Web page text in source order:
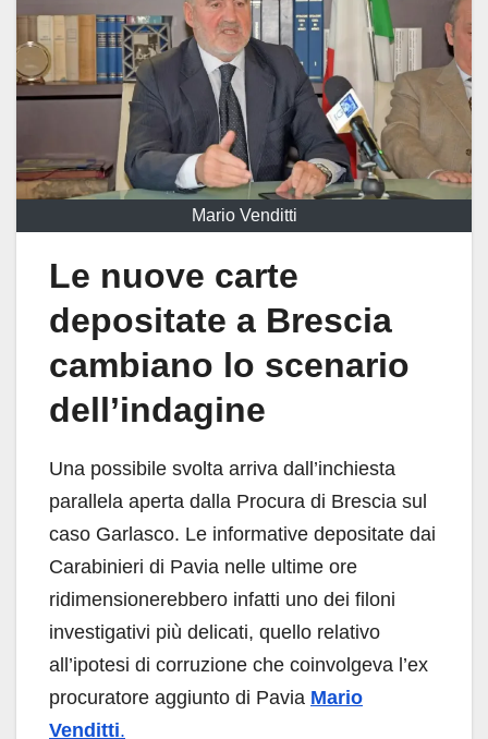
Mario Venditti
Le nuove carte
depositate a Brescia
cambiano lo scenario
dell’indagine
Una possibile svolta arriva dall’inchiesta
parallela aperta dalla Procura di Brescia sul
caso Garlasco. Le informative depositate dai
Carabinieri di Pavia nelle ultime ore
ridimensionerebbero infatti uno dei filoni
investigativi più delicati, quello relativo
all’ipotesi di corruzione che coinvolgeva l’ex
procuratore aggiunto di Pavia Mario
Venditti.